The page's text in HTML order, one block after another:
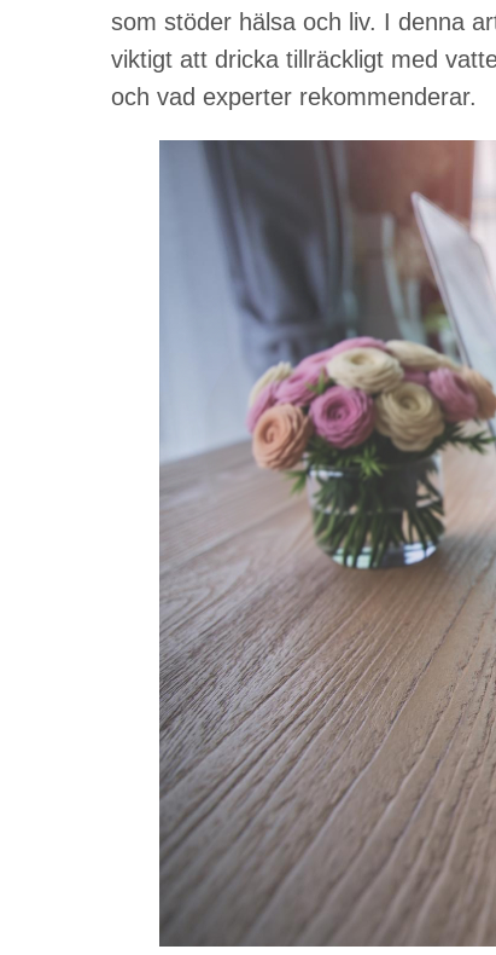
som stöder hälsa och liv. I denna
viktigt att dricka tillräckligt med
och vad experter rekommenderar.